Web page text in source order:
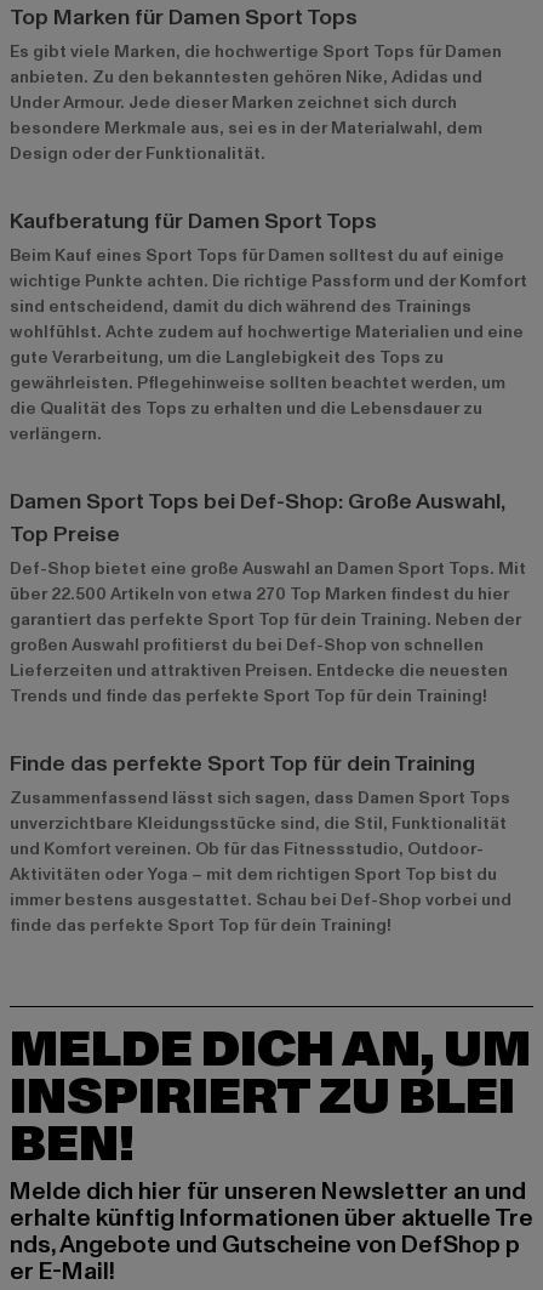
Top Marken für Damen Sport Tops
Es gibt viele Marken, die hochwertige Sport Tops für Damen
anbieten. Zu den bekanntesten gehören Nike, Adidas und
Under Armour. Jede dieser Marken zeichnet sich durch
besondere Merkmale aus, sei es in der Materialwahl, dem
Design oder der Funktionalität.
Kaufberatung für Damen Sport Tops
Beim Kauf eines Sport Tops für Damen solltest du auf einige
wichtige Punkte achten. Die richtige Passform und der Komfort
sind entscheidend, damit du dich während des Trainings
wohlfühlst. Achte zudem auf hochwertige Materialien und eine
gute Verarbeitung, um die Langlebigkeit des Tops zu
gewährleisten. Pflegehinweise sollten beachtet werden, um
die Qualität des Tops zu erhalten und die Lebensdauer zu
verlängern.
Damen Sport Tops bei Def-Shop: Große Auswahl,
Top Preise
Def-Shop bietet eine große Auswahl an Damen Sport Tops. Mit
über 22.500 Artikeln von etwa 270 Top Marken findest du hier
garantiert das perfekte Sport Top für dein Training. Neben der
großen Auswahl profitierst du bei Def-Shop von schnellen
Lieferzeiten und attraktiven Preisen. Entdecke die neuesten
Trends und finde das perfekte Sport Top für dein Training!
Finde das perfekte Sport Top für dein Training
Zusammenfassend lässt sich sagen, dass Damen Sport Tops
unverzichtbare Kleidungsstücke sind, die Stil, Funktionalität
und Komfort vereinen. Ob für das Fitnessstudio, Outdoor-
Aktivitäten oder Yoga – mit dem richtigen Sport Top bist du
immer bestens ausgestattet. Schau bei Def-Shop vorbei und
finde das perfekte Sport Top für dein Training!
MELDE DICH AN, UM
INSPIRIERT ZU BLEI
BEN!
Melde dich hier für unseren Newsletter an und
erhalte künftig Informationen über aktuelle Tre
nds, Angebote und Gutscheine von DefShop p
er E-Mail!